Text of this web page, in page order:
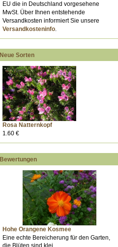
EU die in Deutschland vorgesehene
MwSt. Über Ihnen entstehende
Versandkosten informiert Sie unsere
Versandkosteninfo.
Neue Sorten
Rosa Natternkopf
1.60 €
Bewertungen
Hohe Orangene Kosmee
Eine echte Bereicherung für den Garten,
die Blüten sind klei...